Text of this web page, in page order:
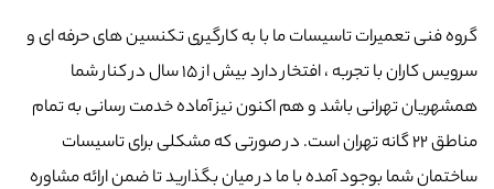
گروه فنی تعمیرات تاسیسات ما با به‌ کارگیری تکنسین های حرفه ای و
سرویس کاران با تجربه ، افتخار دارد بیش از ۱۵ سال در کنار شما
همشهریان تهرانی باشد و هم اکنون نیز آماده خدمت رسانی به تمام
مناطق ۲۲ گانه تهران است. در صورتی که مشکلی برای تاسیسات
ساختمان شما بوجود آمده با ما در میان بگذارید تا ضمن ارائه مشاوره